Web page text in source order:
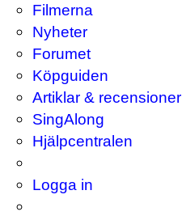
Filmerna
Nyheter
Forumet
Köpguiden
Artiklar & recensioner
SingAlong
Hjälpcentralen
Logga in